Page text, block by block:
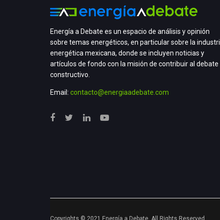
Energía a Debate es un espacio de análisis y opinión
sobre temas energéticos, en particular sobre la
energética mexicana, donde se incluyen noticias y
artículos de fondo con la misión de contribuir al debate
constructivo.
Email: contacto@energiaadebate.com
Copyrights © 2021 Energía a Debate. All Rights Reserved.